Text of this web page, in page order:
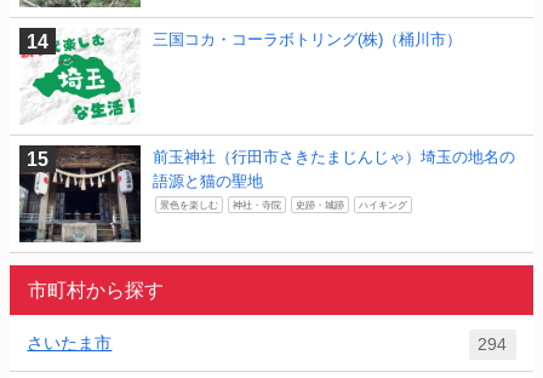
三国コカ・コーラボトリング(株)（桶川市）
前玉神社（行田市さきたまじんじゃ）埼玉の地名の
語源と猫の聖地
景色を楽しむ 神社・寺院 史跡・城跡 ハイキング
市町村から探す
さいたま市 294